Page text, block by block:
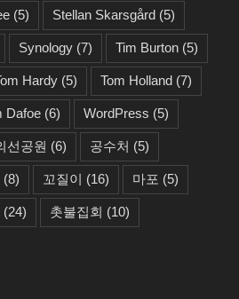
(5) Stellan Skarsgård (5)
Synology (7) Tim Burton (5)
Hardy (5) Tom Holland (7)
Dafoe (6) WordPress (5)
선공원 (6) 공수처 (5)
(8) 꼬질이 (16) 마포 (5)
(24) 촛불집회 (10)